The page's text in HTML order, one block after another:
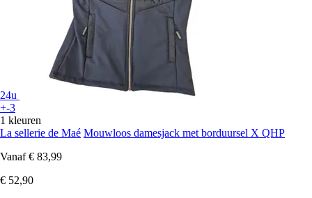
24u
+-3
1 kleuren
La sellerie de Maé Mouwloos damesjack met borduursel X QHP
Vanaf € 83,99
€ 52,90